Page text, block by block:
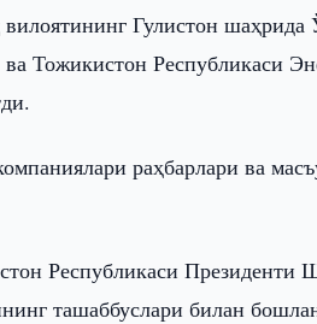
вилоятининг Гулистон шаҳрида
Тожикистон Республикаси
раҳбарлари ва
Республикаси Президенти
ташаббуслари билан